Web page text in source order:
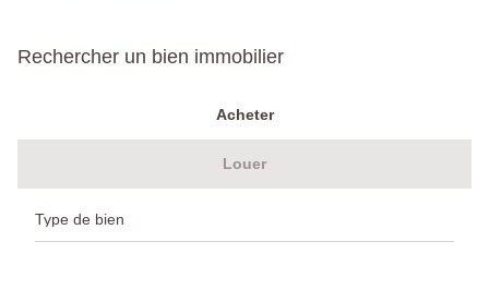
Rechercher un bien immobilier
Acheter
Louer